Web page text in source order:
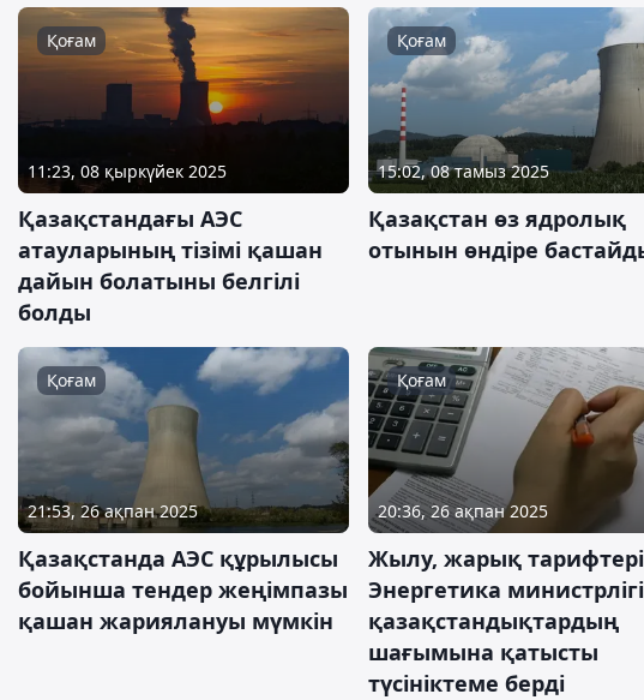
Қоғам
11:23, 08 қыркүйек 2025
Қазақстандағы АЭС
атауларының тізімі қашан
дайын болатыны белгілі
болды
Қоғам
15:02, 08 тамыз 2025
Қазақстан өз ядролық
отынын өндіре
Қоғам
21:53, 26 ақпан 2025
Қазақстанда АЭС құрылысы
бойынша тендер жеңімпазы
қашан жариялануы мүмкін
Қоғам
20:36, 26 ақпан 2025
Жылу, жарық
Энергетика министрлігі
қазақстандықтардың
шағымына қатысты
түсініктеме берді